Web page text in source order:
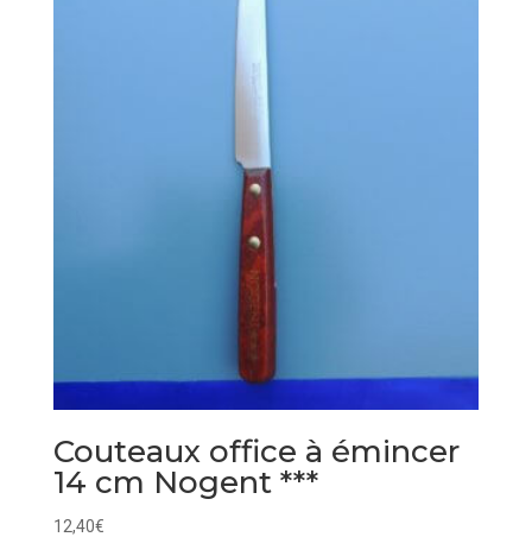
Couteaux office à émincer
14 cm Nogent ***
12,40€